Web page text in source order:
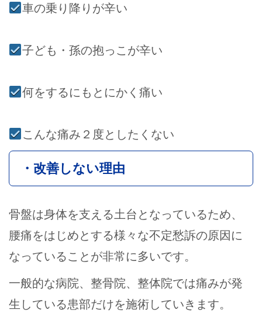
車の乗り降りが辛い
子ども・孫の抱っこが辛い
何をするにもとにかく痛い
こんな痛み２度としたくない
・改善しない理由
骨盤は身体を支える土台となっているため、
腰痛をはじめとする様々な不定愁訴の原因に
なっていることが非常に多いです。
一般的な病院、整骨院、整体院では痛みが発
生している患部だけを施術していきます。